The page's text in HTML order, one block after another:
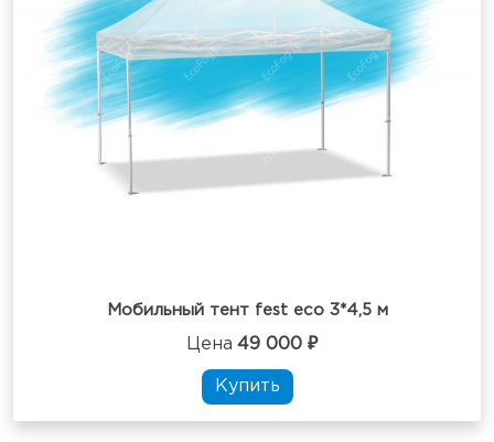
Мобильный тент fest eco 3*4,5 м
Цена 49 000 ₽
Купить